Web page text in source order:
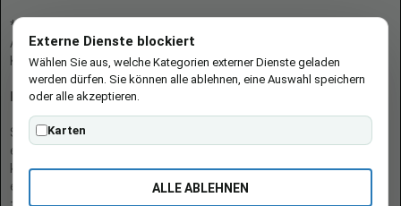
* = Afilliate-Link (=Werbung)
Als Amazon-Partner verdient der Seitenbetreiber an qualifizierten
Käufen.
Hinweis zu Preisen und Verfügbarkeiten
Sofern Produktpreise und Verfügbarkeiten angezeigt werden,
entsprechen diese dem angegebenen Stand (Datum/Uhrzeit) und
können sich auf der verlinkten Seite jederzeit ändern. Für den Kauf
eines Produkts gelten die Angaben zu Preis und Verfügbarkeit, die
Externe Dienste blockiert
Wählen Sie aus, welche Kategorien externer Dienste geladen
werden dürfen. Sie können alle ablehnen, eine Auswahl speichern
oder alle akzeptieren.
Karten
ALLE ABLEHNEN